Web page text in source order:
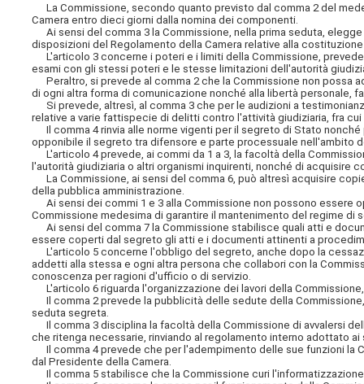
La Commissione, secondo quanto previsto dal comma 2 del
Camera entro dieci giorni dalla nomina dei componenti.
Ai sensi del comma 3 la Commissione, nella prima seduta,
disposizioni del Regolamento della Camera relative alla
L'articolo 3 concerne i poteri e i limiti della Commissione,
esami con gli stessi poteri e le stesse limitazioni dell'autorità
Peraltro, si prevede al comma 2 che la Commissione non possa
di ogni altra forma di comunicazione nonché alla libertà personale,
Si prevede, altresì, al comma 3 che per le audizioni a
relative a varie fattispecie di delitti contro l'attività giudiziaria, fra
Il comma 4 rinvia alle norme vigenti per il segreto di Stato
opponibile il segreto tra difensore e parte processuale nell'ambito
L'articolo 4 prevede, ai commi da 1 a 3, la facoltà della
l'autorità giudiziaria o altri organismi inquirenti, nonché di acquisire
La Commissione, ai sensi del comma 6, può altresì acquisire
della pubblica amministrazione.
Ai sensi dei commi 1 e 3 alla Commissione non possono essere
Commissione medesima di garantire il mantenimento del regime di
Ai sensi del comma 7 la Commissione stabilisce quali atti e
essere coperti dal segreto gli atti e i documenti attinenti a
L'articolo 5 concerne l'obbligo del segreto, anche dopo la
addetti alla stessa e ogni altra persona che collabori con la
conoscenza per ragioni d'ufficio o di servizio.
L'articolo 6 riguarda l'organizzazione dei lavori della
Il comma 2 prevede la pubblicità delle sedute della
seduta segreta.
Il comma 3 disciplina la facoltà della Commissione di avvalersi
che ritenga necessarie, rinviando al regolamento interno adottato
Il comma 4 prevede che per l'adempimento delle sue funzioni la
dal Presidente della Camera.
Il comma 5 stabilisce che la Commissione curi